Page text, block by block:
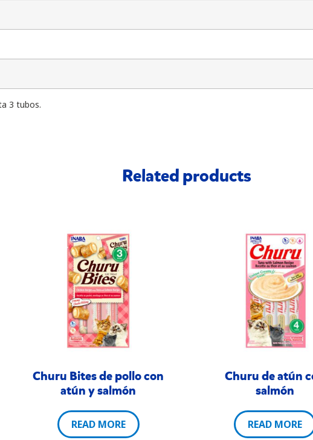
3 tubos.
Related products
Churu Bites de pollo con
atún y salmón
READ MORE
Churu de atún
salmón
READ MORE